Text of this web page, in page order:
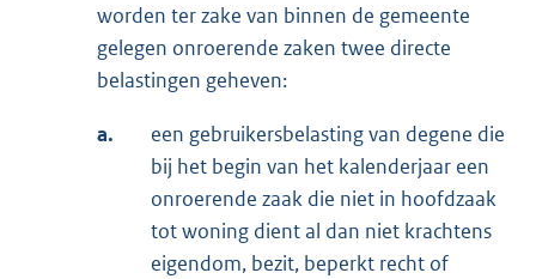
worden ter zake van binnen de gemeente
gelegen onroerende zaken twee directe
belastingen geheven:
a.
een gebruikersbelasting van degene die
bij het begin van het kalenderjaar een
onroerende zaak die niet in hoofdzaak
tot woning dient al dan niet krachtens
eigendom, bezit, beperkt recht of